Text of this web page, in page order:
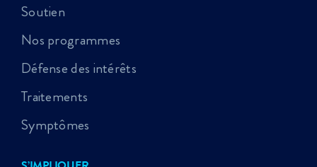
Soutien
Nos programmes
Défense des intérêts
Traitements
Symptômes